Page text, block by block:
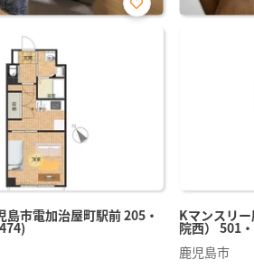
島市電加治屋町駅前 205・
お気
Kマンスリ
院西） 501
鹿児島市